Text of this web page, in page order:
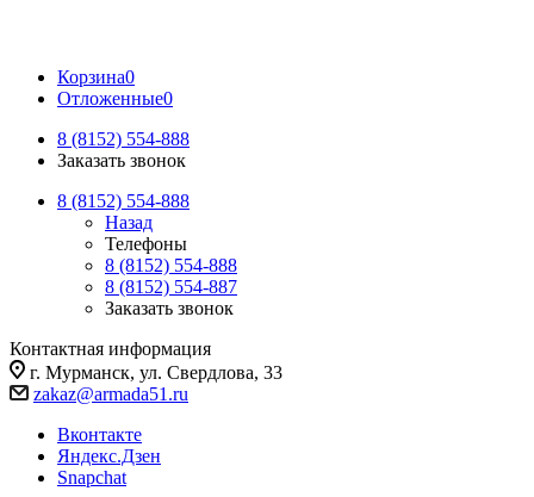
Корзина0
Отложенные0
8 (8152) 554-888
Заказать звонок
8 (8152) 554-888
Назад
Телефоны
8 (8152) 554-888
8 (8152) 554-887
Заказать звонок
Контактная информация
г. Мурманск, ул. Свердлова, 33
zakaz@armada51.ru
Вконтакте
Яндекс.Дзен
Snapchat